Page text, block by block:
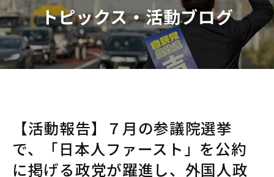
トピックス・活動ブログ
【活動報告】７月の参議院選挙
で、「日本人ファースト」を公約
に掲げる政党が躍進し、外国人政